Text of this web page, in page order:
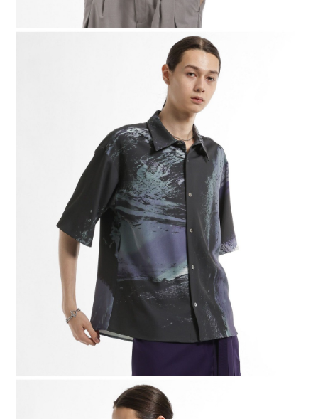
１．透過由恩沛科技股份有限公司提供之「AFTEE先享後付」服務完成之交
易，需依本服務之必要範圍內提供個人資料，並將交易相關給付款項請求債
權轉讓予恩沛科技股份有限公司。
２．關於個人資料處理事宜，請瀏覽以下網址：https://aftee.tw/terms/#terms3
３．未成年的使用者請事先徵得法定代理人或監護人之同意方可使用
「AFTEE先享後付」，若未經同意申辦者引起之損失，本公司不負相關責
４．使用「AFTEE先享後付」時，將依據個別帳號之用戶狀況，依本公司即
時審查核予不同之上限額度；若仍有額度不足之情形，本公司將視審查結果
５．嚴禁一人註冊多個帳號或使用他人資訊註冊。若發現惡意使用之情形，
恩沛科技股份有限公司將有權停止該用戶之使用額度並採取法律行動。